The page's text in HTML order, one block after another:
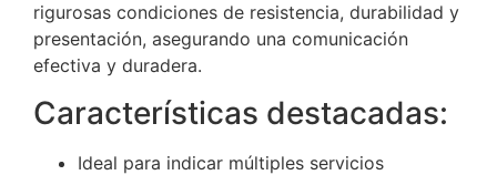
rigurosas condiciones de resistencia, durabilidad y
presentación, asegurando una comunicación
efectiva y duradera.
Características destacadas:
Ideal para indicar múltiples servicios